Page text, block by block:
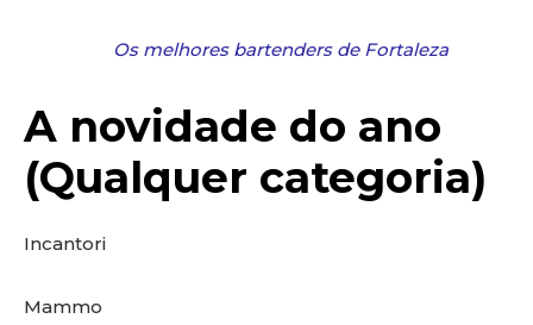
Os melhores bartenders de Fortaleza
A novidade do ano
(Qualquer categoria)
Incantori
Mammo